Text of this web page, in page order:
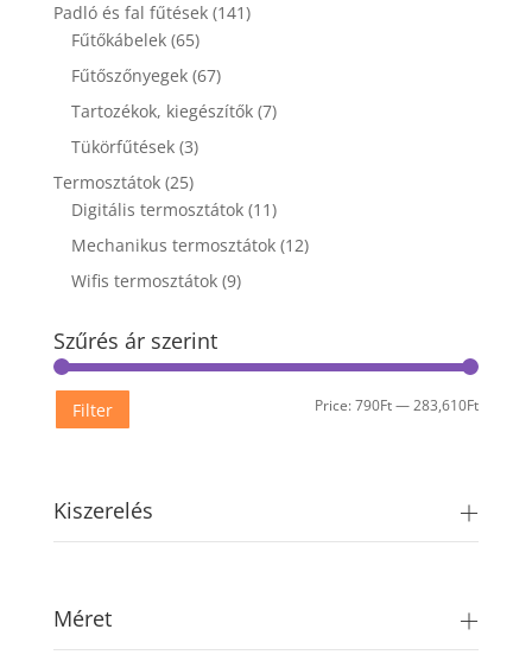
Padló és fal fűtések (141)
Fűtőkábelek (65)
Fűtőszőnyegek (67)
Tartozékok, kiegészítők (7)
Tükörfűtések (3)
Termosztátok (25)
Digitális termosztátok (11)
Mechanikus termosztátok (12)
Wifis termosztátok (9)
Szűrés ár szerint
Min
Max
Filter Price:790Ft—283,610Ft
Kiszerelés
Méret